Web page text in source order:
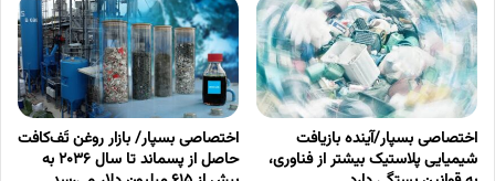
اختصاصی بسپار/آینده بازیافت
شیمیایی پلاستیک بیشتر از فناوری،
اختصاصی بسپار/ بازار روغن تَف‌کافت
حاصل از پسماند تا سال ۲۰۳۶ به